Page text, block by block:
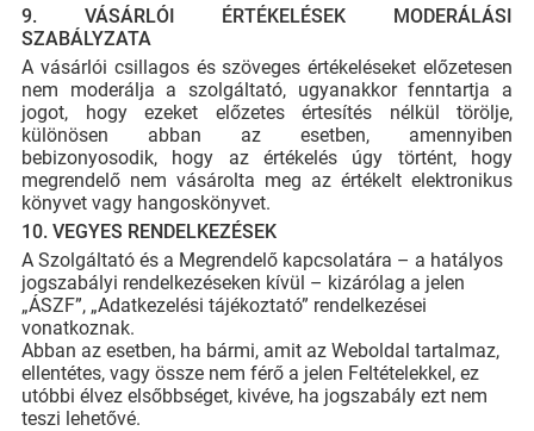
9. VÁSÁRLÓI ÉRTÉKELÉSEK MODERÁLÁSI
SZABÁLYZATA
A vásárlói csillagos és szöveges értékeléseket előzetesen
nem moderálja a szolgáltató, ugyanakkor fenntartja a
jogot, hogy ezeket előzetes értesítés nélkül törölje,
különösen abban az esetben, amennyiben
bebizonyosodik, hogy az értékelés úgy történt, hogy
megrendelő nem vásárolta meg az értékelt elektronikus
könyvet vagy hangoskönyvet.
10. VEGYES RENDELKEZÉSEK
A Szolgáltató és a Megrendelő kapcsolatára – a hatályos
jogszabályi rendelkezéseken kívül – kizárólag a jelen
„ÁSZF”, „Adatkezelési tájékoztató” rendelkezései
vonatkoznak.
Abban az esetben, ha bármi, amit az Weboldal tartalmaz,
ellentétes, vagy össze nem férő a jelen Feltételekkel, ez
utóbbi élvez elsőbbséget, kivéve, ha jogszabály ezt nem
teszi lehetővé.